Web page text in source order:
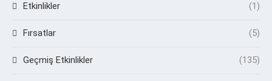
Etkinlikler (1)
Fırsatlar (5)
Geçmiş Etkinlikler (135)